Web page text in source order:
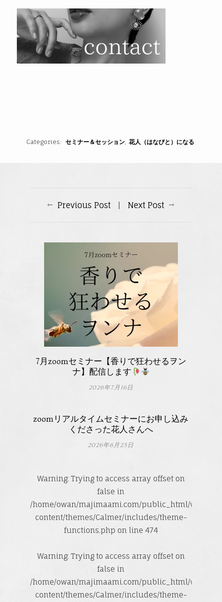
Categories セミナー＆セッション 花人（はなびと）になる
Previous Post Next Post
7月zoomセミナー【香りで狂わせるヲン
ナ】配信します
2026年7月16日
zoomリアルタイムセミナーにお申し込み
くださった花人さんへ
2026年6月25日
Warning: Trying to access array offset on
false in
/home/owan/majimaami.com/public_html/wp-
content/themes/Calmer/includes/theme-
functions.php on line 474
Warning: Trying to access array offset on
false in
/home/owan/majimaami.com/public_html/wp-
content/themes/Calmer/includes/theme-